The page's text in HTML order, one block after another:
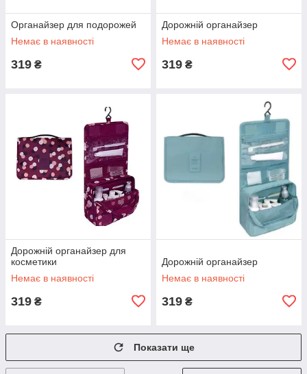
Органайзер для подорожей
Немає в наявності
319 ₴
Дорожній органайзер
Немає в наявності
319 ₴
Дорожній органайзер для
косметики
Немає в наявності
319 ₴
Дорожній органайзер
Немає в наявності
319 ₴
Показати ще